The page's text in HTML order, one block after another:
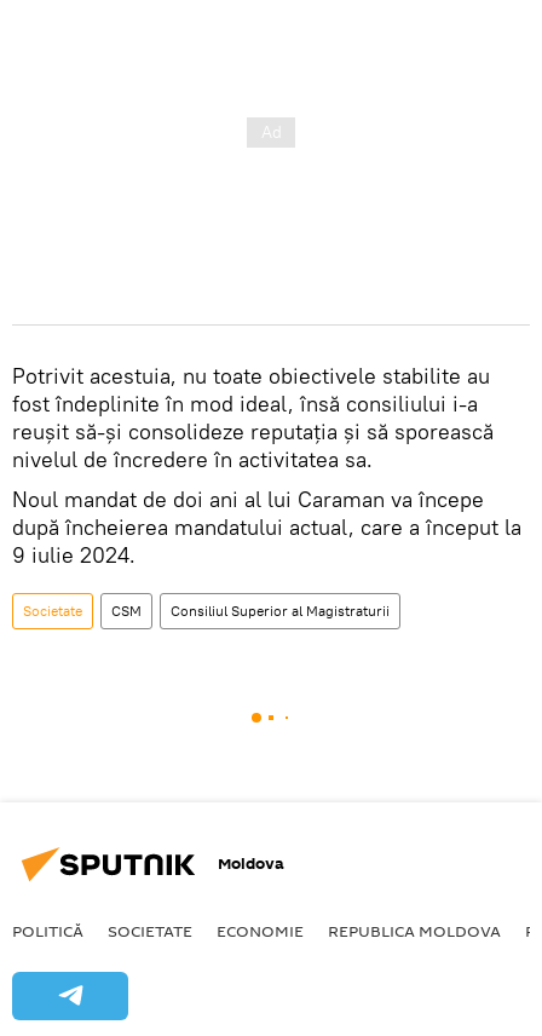
Potrivit acestuia, nu toate obiectivele stabilite au
fost îndeplinite în mod ideal, însă consiliului i-a
reușit să-și consolideze reputația și să sporească
nivelul de încredere în activitatea sa.
Noul mandat de doi ani al lui Caraman va începe
după încheierea mandatului actual, care a început la
9 iulie 2024.
Societate CSM Consiliul Superior al Magistraturii
Moldova
POLITICĂ SOCIETATE ECONOMIE REPUBLICA MOLDOVA